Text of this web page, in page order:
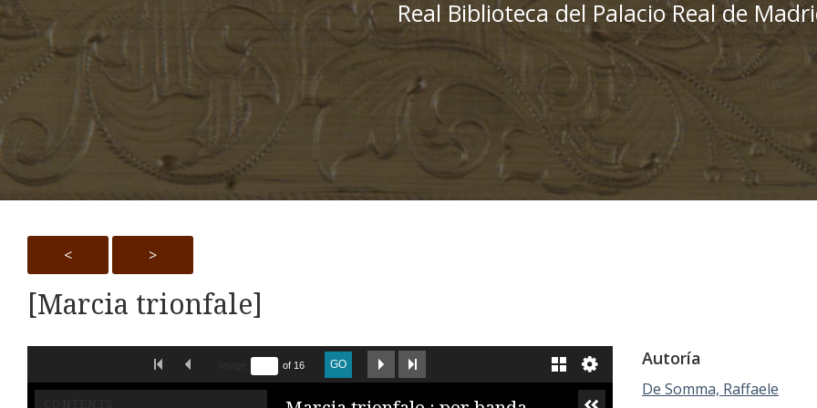
Real Biblioteca del Palacio Real de
< >
[Marcia trionfale]
FIRST IMAGEPREVIOUS IMAGE
of 16 GO
NEXT IMAGE GALLERY Autoría
De Somma, Raffaele